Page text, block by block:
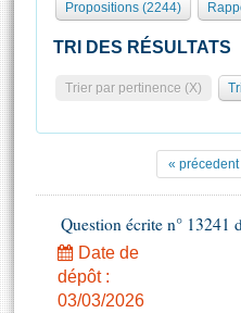
Pétitions
Projets de loi
Propositions de loi
Amendements
Textes adoptés
Présidence Conférence
Statistiques et chiffres
Documents de référence
( Constitution | Règlement
Histoire
Juniors
La Bibliothèque
Contacts et plan d'accès
Photos libres de droit
Propositions (2244)
TRI DES RÉSULTATS
Trier par pertinence (X)
« précedent
Question écrite n°
Date de
dépôt :
03/03/2026